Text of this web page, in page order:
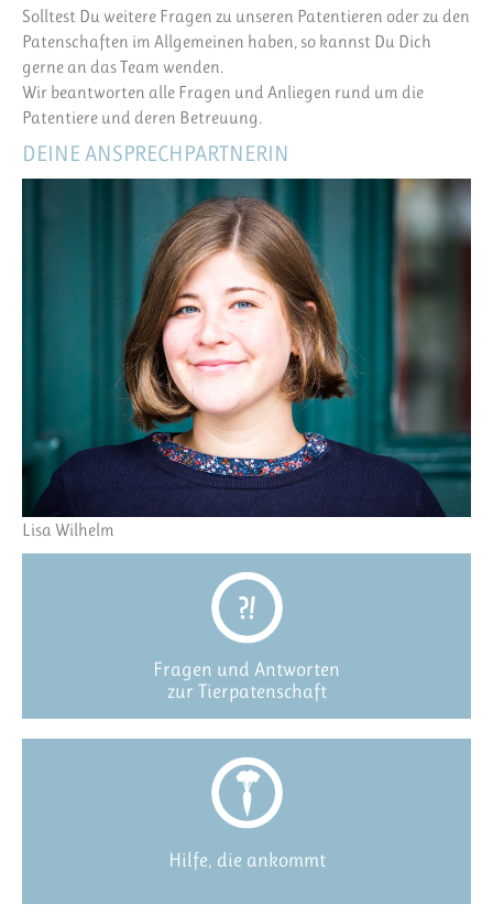
Solltest Du weitere Fragen zu unseren Patentieren oder zu den
Patenschaften im Allgemeinen haben, so kannst Du Dich
gerne an das Team wenden.
Wir beantworten alle Fragen und Anliegen rund um die
Patentiere und deren Betreuung.
DEINE ANSPRECHPARTNERIN
Lisa Wilhelm
Fragen und Antworten
zur Tierpatenschaft
Hilfe, die ankommt